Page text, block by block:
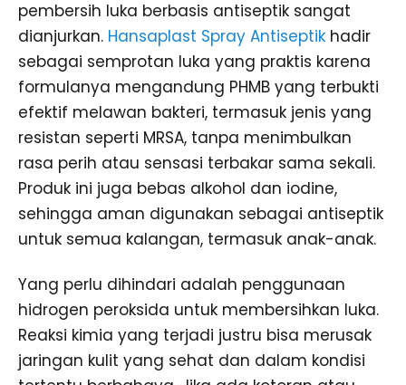
pembersih luka berbasis antiseptik sangat
dianjurkan. Hansaplast Spray Antiseptik hadir
sebagai semprotan luka yang praktis karena
formulanya mengandung PHMB yang terbukti
efektif melawan bakteri, termasuk jenis yang
resistan seperti MRSA, tanpa menimbulkan
rasa perih atau sensasi terbakar sama sekali.
Produk ini juga bebas alkohol dan iodine,
sehingga aman digunakan sebagai antiseptik
untuk semua kalangan, termasuk anak-anak.
Yang perlu dihindari adalah penggunaan
hidrogen peroksida untuk membersihkan luka.
Reaksi kimia yang terjadi justru bisa merusak
jaringan kulit yang sehat dan dalam kondisi